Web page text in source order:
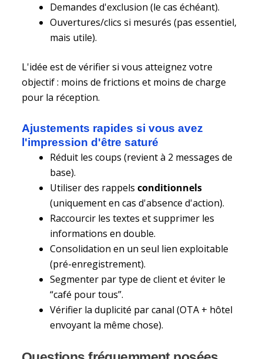
Demandes d'exclusion (le cas échéant).
Ouvertures/clics si mesurés (pas essentiel,
mais utile).
L'idée est de vérifier si vous atteignez votre
objectif : moins de frictions et moins de charge
pour la réception.
Ajustements rapides si vous avez
l'impression d'être saturé
Réduit les coups (revient à 2 messages de
base).
Utiliser des rappels conditionnels
(uniquement en cas d'absence d'action).
Raccourcir les textes et supprimer les
informations en double.
Consolidation en un seul lien exploitable
(pré-enregistrement).
Segmenter par type de client et éviter le
“café pour tous”.
Vérifier la duplicité par canal (OTA + hôtel
envoyant la même chose).